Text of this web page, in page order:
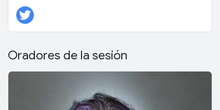
Oradores de la sesión